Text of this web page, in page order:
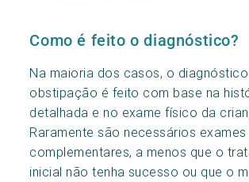
Como é feito o diagnóstico?
Na maioria dos casos, o
obstipação é feito com base na
detalhada e no exame físico da
Raramente são necessários exames
complementares, a menos que o
inicial não tenha sucesso ou que o